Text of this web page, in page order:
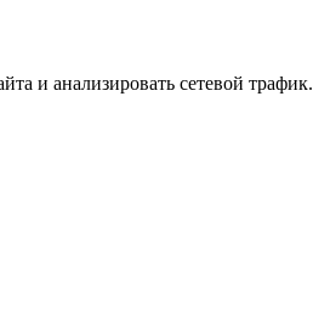
и анализировать сетевой трафик.